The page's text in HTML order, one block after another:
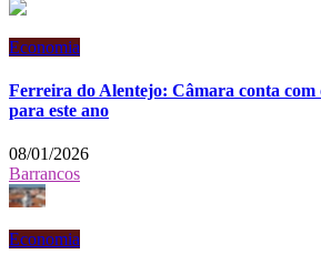
Economia
Ferreira do Alentejo: Câmara conta com
para este ano
08/01/2026
Barrancos
Economia